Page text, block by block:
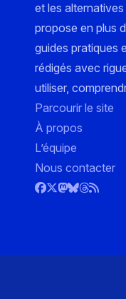
et les
propose en plus
guides pratiques
rédigés avec
utiliser,
Parcourir le site
À propos
L’équipe
Nous contacter